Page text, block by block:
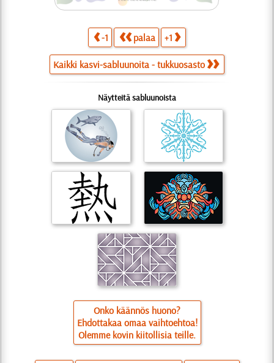
-1 palaa +1
Kaikki kasvi-sabluunoita - tukkuosasto
Näytteitä sabluunoista
Onko käännös huono?
Ehdottakaa omaa vaihtoehtoa!
Olemme kovin kiitollisia teille.